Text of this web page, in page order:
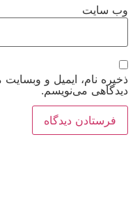
وب‌ سایت
ذخیره نام، ایمیل و
دیدگاهی می‌نویسم.